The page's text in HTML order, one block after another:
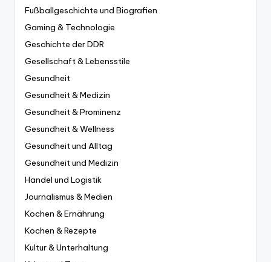
Fußballgeschichte und Biografien
Gaming & Technologie
Geschichte der DDR
Gesellschaft & Lebensstile
Gesundheit
Gesundheit & Medizin
Gesundheit & Prominenz
Gesundheit & Wellness
Gesundheit und Alltag
Gesundheit und Medizin
Handel und Logistik
Journalismus & Medien
Kochen & Ernährung
Kochen & Rezepte
Kultur & Unterhaltung